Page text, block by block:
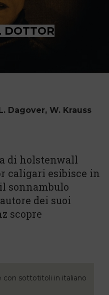
DOTTOR
Dagover, W. Krauss
di holstenwall
caligari esibisce in
sonnambulo
dei suoi
scopre
con sottotitoli in italiano